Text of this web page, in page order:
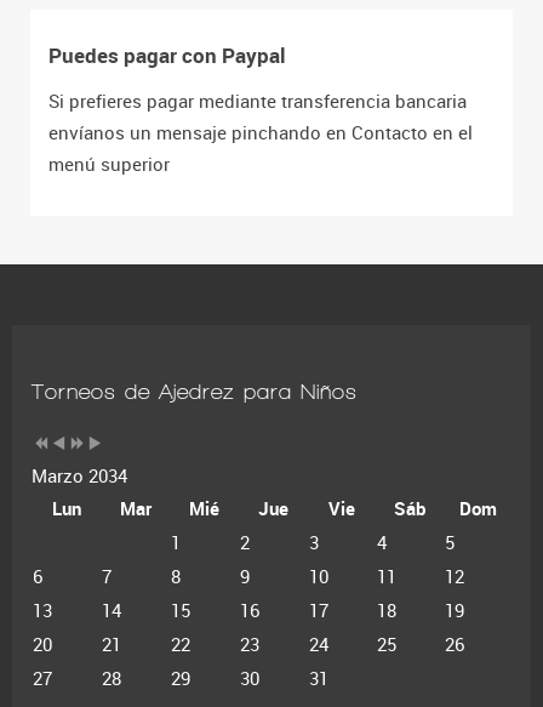
Puedes pagar con Paypal
Si prefieres pagar mediante transferencia bancaria
envíanos un mensaje pinchando en Contacto en el
menú superior
Torneos de Ajedrez para Niños
Marzo 2034
Lun
Mar Mié Jue Vie Sáb
Dom
1
2 3 4
5
6
7 8 9 10 11
12
13
14 15 16 17 18
19
20
21 22 23 24 25
26
27
28 29 30 31